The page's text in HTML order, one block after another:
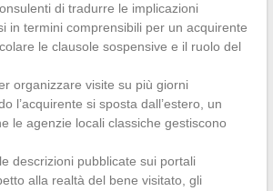
di tradurre le implicazioni
in termini comprensibili per un acquirente
le clausole sospensive e il ruolo del
organizzare visite su più giorni
l’acquirente si sposta dall’estero, un
le agenzie locali classiche gestiscono
descrizioni pubblicate sui portali
alla realtà del bene visitato, gli